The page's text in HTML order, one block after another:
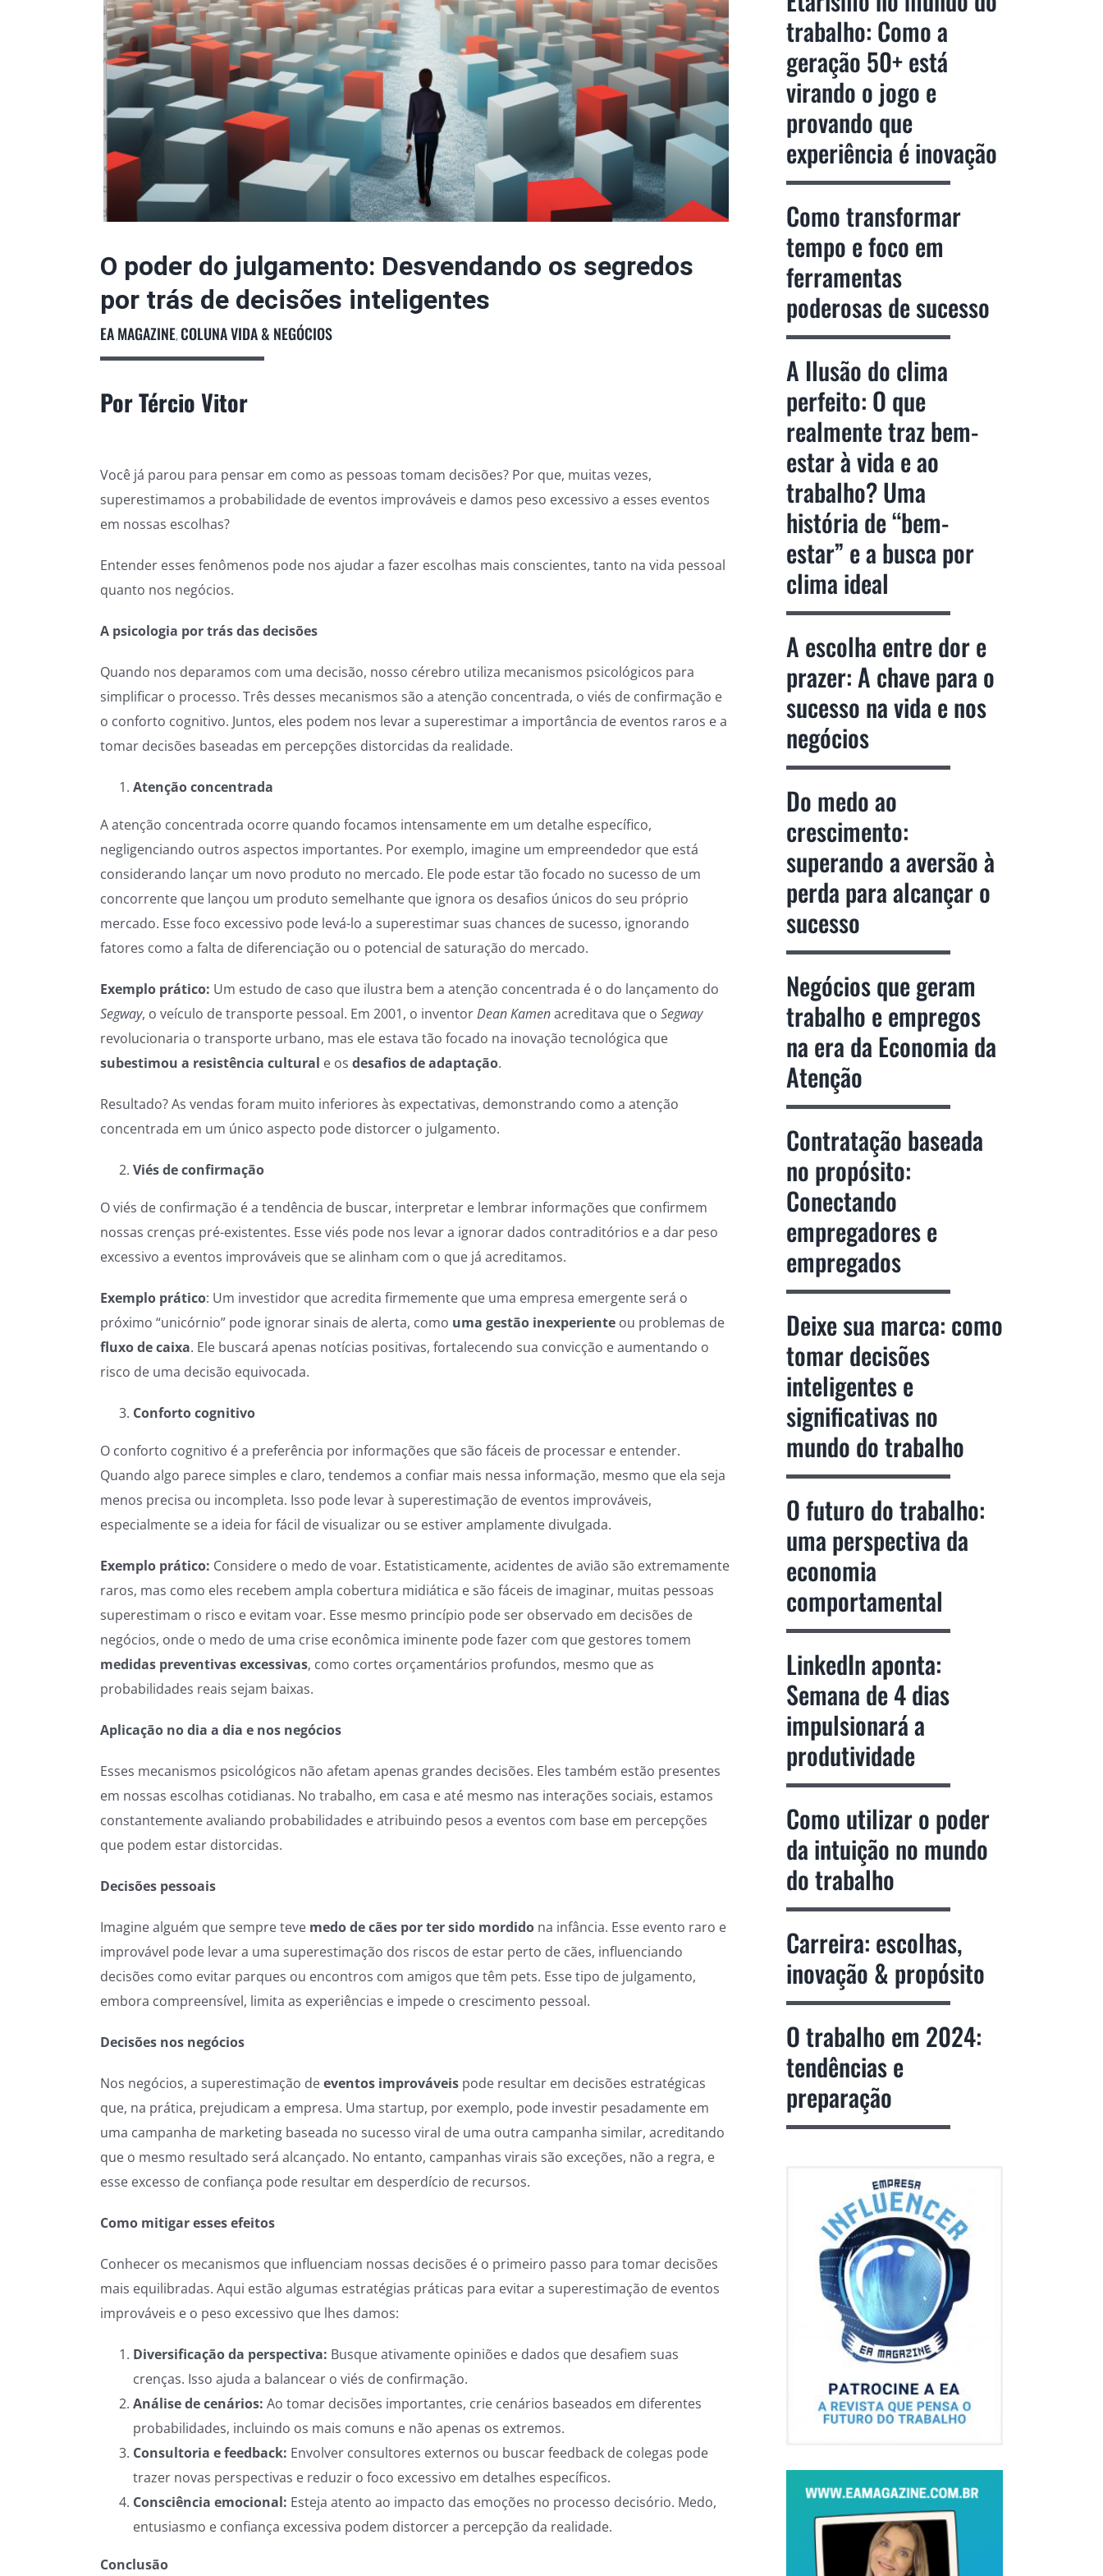
O poder do julgamento: Desvendando os segredos
por trás de decisões inteligentes
EA MAGAZINE,COLUNA VIDA & NEGÓCIOS
Por Tércio Vitor
Você já parou para pensar em como as pessoas tomam decisões? Por que, muitas vezes,
superestimamos a probabilidade de eventos improváveis e damos peso excessivo a esses eventos
em nossas escolhas?
Entender esses fenômenos pode nos ajudar a fazer escolhas mais conscientes, tanto na vida pessoal
quanto nos negócios.
A psicologia por trás das decisões
Quando nos deparamos com uma decisão, nosso cérebro utiliza mecanismos psicológicos para
simplificar o processo. Três desses mecanismos são a atenção concentrada, o viés de confirmação e
o conforto cognitivo. Juntos, eles podem nos levar a superestimar a importância de eventos raros e a
tomar decisões baseadas em percepções distorcidas da realidade.
Atenção concentrada
A atenção concentrada ocorre quando focamos intensamente em um detalhe específico,
negligenciando outros aspectos importantes. Por exemplo, imagine um empreendedor que está
considerando lançar um novo produto no mercado. Ele pode estar tão focado no sucesso de um
concorrente que lançou um produto semelhante que ignora os desafios únicos do seu próprio
mercado. Esse foco excessivo pode levá-lo a superestimar suas chances de sucesso, ignorando
fatores como a falta de diferenciação ou o potencial de saturação do mercado.
Exemplo prático: Um estudo de caso que ilustra bem a atenção concentrada é o do lançamento do
Segway, o veículo de transporte pessoal. Em 2001, o inventorDean Kamenacreditava que o Segway
revolucionaria o transporte urbano, mas ele estava tão focado na inovação tecnológica que
subestimou a resistência cultural e os desafios de adaptação.
Resultado? As vendas foram muito inferiores às expectativas, demonstrando como a atenção
concentrada em um único aspecto pode distorcer o julgamento.
Viés de confirmação
O viés de confirmação é a tendência de buscar, interpretar e lembrar informações que confirmem
nossas crenças pré-existentes. Esse viés pode nos levar a ignorar dados contraditórios e a dar peso
excessivo a eventos improváveis que se alinham com o que já acreditamos.
Exemplo prático: Um investidor que acredita firmemente que uma empresa emergente será o
próximo “unicórnio” pode ignorar sinais de alerta, como uma gestão inexperiente ou problemas de
fluxo de caixa. Ele buscará apenas notícias positivas, fortalecendo sua convicção e aumentando o
risco de uma decisão equivocada.
Conforto cognitivo
O conforto cognitivo é a preferência por informações que são fáceis de processar e entender.
Quando algo parece simples e claro, tendemos a confiar mais nessa informação, mesmo que ela seja
menos precisa ou incompleta. Isso pode levar à superestimação de eventos improváveis,
especialmente se a ideia for fácil de visualizar ou se estiver amplamente divulgada.
Exemplo prático: Considere o medo de voar. Estatisticamente, acidentes de avião são extremamente
raros, mas como eles recebem ampla cobertura midiática e são fáceis de imaginar, muitas pessoas
superestimam o risco e evitam voar. Esse mesmo princípio pode ser observado em decisões de
negócios, onde o medo de uma crise econômica iminente pode fazer com que gestores tomem
medidas preventivas excessivas, como cortes orçamentários profundos, mesmo que as
probabilidades reais sejam baixas.
Aplicação no dia a dia e nos negócios
Esses mecanismos psicológicos não afetam apenas grandes decisões. Eles também estão presentes
em nossas escolhas cotidianas. No trabalho, em casa e até mesmo nas interações sociais, estamos
constantemente avaliando probabilidades e atribuindo pesos a eventos com base em percepções
que podem estar distorcidas.
Decisões pessoais
Imagine alguém que sempre teve medo de cães por ter sido mordido na infância. Esse evento raro e
improvável pode levar a uma superestimação dos riscos de estar perto de cães, influenciando
decisões como evitar parques ou encontros com amigos que têm pets. Esse tipo de julgamento,
embora compreensível, limita as experiências e impede o crescimento pessoal.
Decisões nos negócios
Nos negócios, a superestimação deeventos improváveis pode resultar em decisões estratégicas
que, na prática, prejudicam a empresa. Uma startup, por exemplo, pode investir pesadamente em
uma campanha de marketing baseada no sucesso viral de uma outra campanha similar, acreditando
que o mesmo resultado será alcançado. No entanto, campanhas virais são exceções, não a regra, e
esse excesso de confiança pode resultar em desperdício de recursos.
Como mitigar esses efeitos
Conhecer os mecanismos que influenciam nossas decisões é o primeiro passo para tomar decisões
mais equilibradas. Aqui estão algumas estratégias práticas para evitar a superestimação de eventos
improváveis e o peso excessivo que lhes damos:
Diversificação da perspectiva: Busque ativamente opiniões e dados que desafiem suas
crenças. Isso ajuda a balancear o viés de confirmação.
Análise de cenários: Ao tomar decisões importantes, crie cenários baseados em diferentes
probabilidades, incluindo os mais comuns e não apenas os extremos.
Consultoria e feedback: Envolver consultores externos ou buscar feedback de colegas pode
trazer novas perspectivas e reduzir o foco excessivo em detalhes específicos.
Consciência emocional: Esteja atento ao impacto das emoções no processo decisório. Medo,
entusiasmo e confiança excessiva podem distorcer a percepção da realidade.
Conclusão
trabalho: Como a
geração 50+ está
virando o jogo e
provando que
experiência é inovação
Como transformar
tempo e foco em
ferramentas
poderosas de sucesso
A Ilusão do clima
perfeito: O que
realmente traz bem-
estar à vida e ao
trabalho? Uma
história de “bem-
estar” e a busca por
clima ideal
A escolha entre dor e
prazer: A chave para o
sucesso na vida e nos
negócios
Do medo ao
crescimento:
superando a aversão à
perda para alcançar o
sucesso
Negócios que geram
trabalho e empregos
na era da Economia da
Atenção
Contratação baseada
no propósito:
Conectando
empregadores e
empregados
Deixe sua marca: como
tomar decisões
inteligentes e
significativas no
mundo do trabalho
O futuro do trabalho:
uma perspectiva da
economia
comportamental
LinkedIn aponta:
Semana de 4 dias
impulsionará a
produtividade
Como utilizar o poder
da intuição no mundo
do trabalho
Carreira: escolhas,
inovação & propósito
O trabalho em 2024:
tendências e
preparação